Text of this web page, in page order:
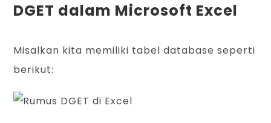
DGET dalam Microsoft Excel
Misalkan kita memiliki tabel database seperti
berikut: